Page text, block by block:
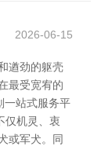
2026-06-15
遒劲的躯壳
最受宽宥的
一站式服务平
仅机灵、衷
或军犬。同